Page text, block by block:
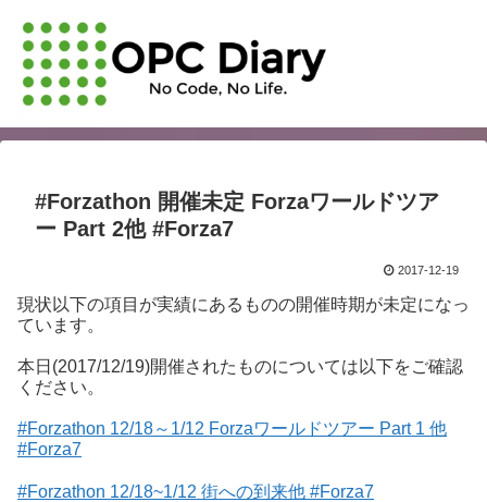
#Forzathon 開催未定 Forzaワールドツア
ー Part 2他 #Forza7
2017-12-19
現状以下の項目が実績にあるものの開催時期が未定になっ
ています。
本日(2017/12/19)開催されたものについては以下をご確認
ください。
#Forzathon 12/18～1/12 Forzaワールドツアー Part 1 他
#Forza7
#Forzathon 12/18~1/12 街への到来他 #Forza7